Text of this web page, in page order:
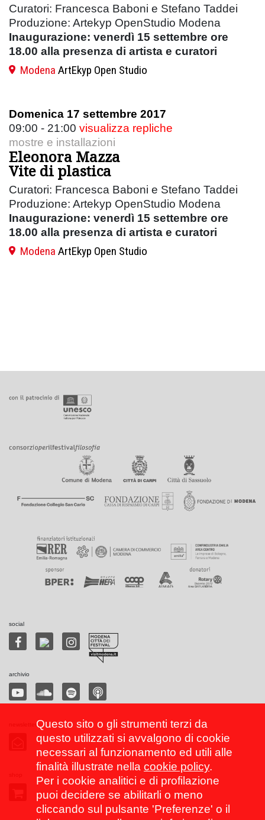
Curatori: Francesca Baboni e Stefano Taddei
Produzione: Artekyp OpenStudio Modena
Inaugurazione: venerdì 15 settembre ore
18.00 alla presenza di artista e curatori
Modena ArtEkyp Open Studio
Domenica 17 settembre 2017
09:00 - 21:00 visualizza repliche
mostre e installazioni
Eleonora Mazza
Vite di plastica
Curatori: Francesca Baboni e Stefano Taddei
Produzione: Artekyp OpenStudio Modena
Inaugurazione: venerdì 15 settembre ore
18.00 alla presenza di artista e curatori
Modena ArtEkyp Open Studio
social
archivio
Questo sito o gli strumenti terzi da
questo utilizzati si avvalgono di cookie
necessari al funzionamento ed utili alle
finalità illustrate nella cookie policy.
Per i cookie analitici e di profilazione
puoi decidere se abilitarli o meno
cliccando sul pulsante 'Preferenze' o il